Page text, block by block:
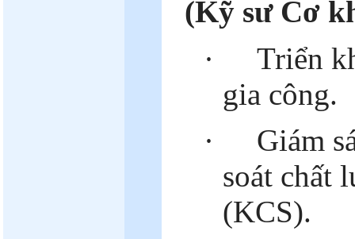
(Kỹ sư Cơ
·
Triển
gia công.
·
Giám
soát chất
(KCS).